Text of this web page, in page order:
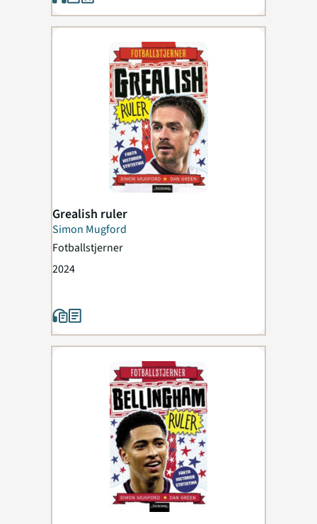
Grealish ruler
Simon Mugford
Fotballstjerner
2024